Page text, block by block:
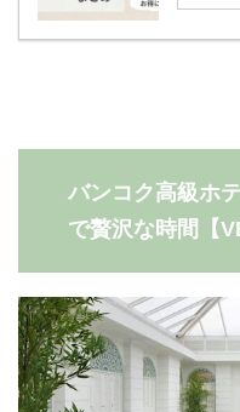
バンコク高級ホ
で贅沢な時間【